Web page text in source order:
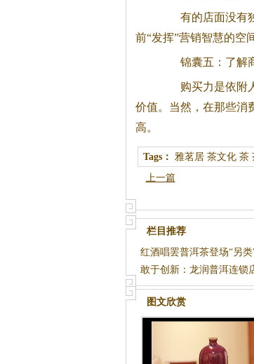
有的店面没有独
前“发挥”营销智慧的空
锦囊五：了解
购买力是依附人
价值。当然，在那些消
高。
Tags： 雅茗居 茶文化 茶
上一篇
栏目推荐
红酒唱罢普洱茶登场“另
敢于创新：龙润普洱连锁
图文欣赏